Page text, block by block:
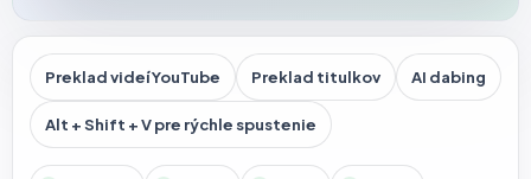
Preklad videí YouTube Preklad titulkov AI dabing
Alt + Shift + V pre rýchle spustenie